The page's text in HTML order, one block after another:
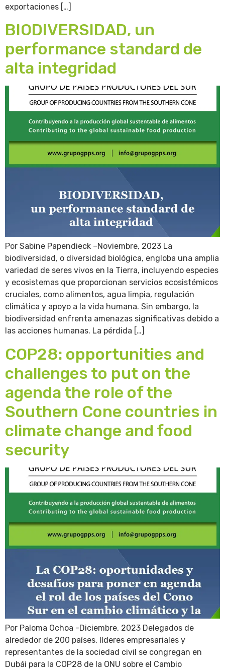
exportaciones […]
BIODIVERSIDAD, un
performance standard de
alta integridad
Por Sabine Papendieck –Noviembre, 2023 La
biodiversidad, o diversidad biológica, engloba una amplia
variedad de seres vivos en la Tierra, incluyendo especies
y ecosistemas que proporcionan servicios ecosistémicos
cruciales, como alimentos, agua limpia, regulación
climática y apoyo a la vida humana. Sin embargo, la
biodiversidad enfrenta amenazas significativas debido a
las acciones humanas. La pérdida […]
COP28: opportunities and
challenges to put on the
agenda the role of the
Southern Cone countries in
climate change and food
security
Por Paloma Ochoa -Diciembre, 2023 Delegados de
alrededor de 200 países, líderes empresariales y
representantes de la sociedad civil se congregan en
Dubái para la COP28 de la ONU sobre el Cambio